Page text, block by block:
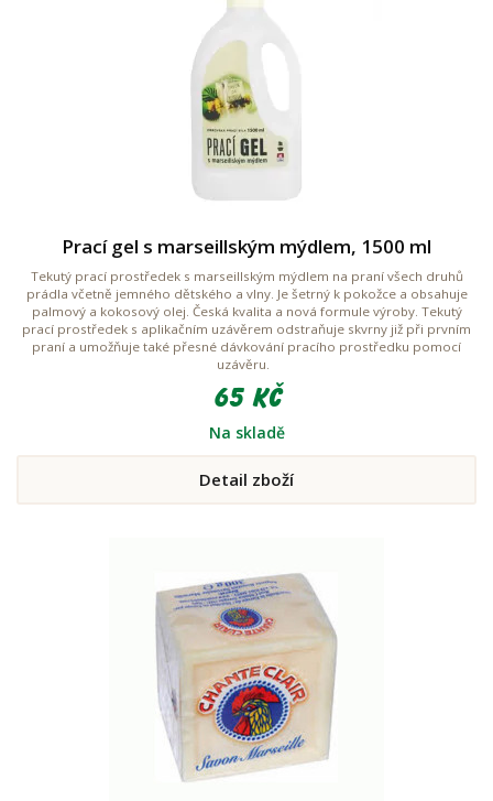
Prací gel s marseillským mýdlem, 1500 ml
Tekutý prací prostředek s marseillským mýdlem na praní všech druhů
prádla včetně jemného dětského a vlny. Je šetrný k pokožce a obsahuje
palmový a kokosový olej. Česká kvalita a nová formule výroby. Tekutý
prací prostředek s aplikačním uzávěrem odstraňuje skvrny již při prvním
praní a umožňuje také přesné dávkování pracího prostředku pomocí
uzávěru.
65 Kč
Na skladě
Detail zboží